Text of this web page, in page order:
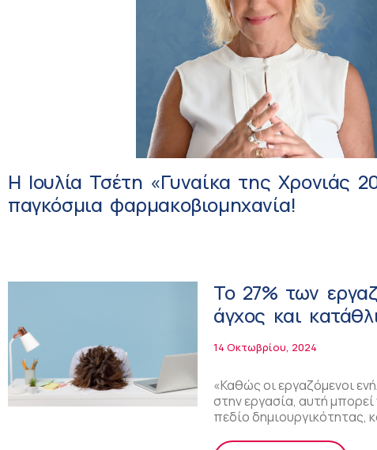
Η Ιουλία Τσέτη «Γυναίκα της Χρονιάς
παγκόσμια φαρμακοβιομηχανία!
Το 27% των
άγχος και
περιβάλλον!
14 Οκτωβρίου, 2024
«Καθώς οι εργαζόμενοι
στην εργασία, αυτή
πεδίο δημιουργικότητας,